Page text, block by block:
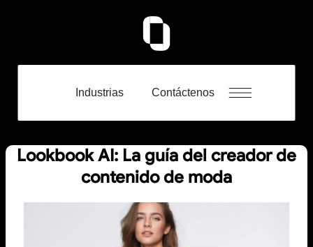
Industrias Contáctenos
Lookbook AI: La guía del creador de
contenido de moda